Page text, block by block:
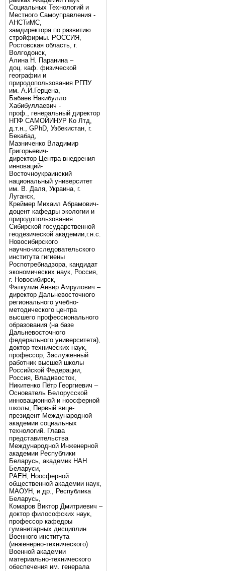
Социальных Технологий и
Местного Самоуправления -
АНСТиМС,
замдиректора по развитию
стройфирмы. РОССИЯ,
Ростовская область, г.
Волгодонск,
Алина Н. Паранина –
доц. каф. физической
географии и
природопользования РГПУ
им. А.И.Герцена,
Бабаев Накибулло
Хабибуллаевич -
проф., генеральный директор
НПФ САМОЙИНУР Ко Лтд,
д.т.н., GPhD, Узбекистан, г.
Бекабад,
Мазниченко Владимир
Григорьевич-
директор Центра внедрения
инноваций-
Восточноукраинский
национальный университет
им. В. Даля, Украина, г.
Луганск,
Креймер Михаил Абрамович-
доцент кафедры экологии и
природопользования
Сибирской государственной
геодезической академии,г.н.с.
Новосибирского
научно-исследовательского
института гигиены
Роспотребнадзора, кандидат
экономических наук, Россия,
г. Новосибирск,
Фаткулин Анвир Амрулович –
директор Дальневосточного
регионального учебно-
методического центра
высшего профессионального
образования (на базе
Дальневосточного
федерального университета),
доктор технических наук,
профессор, Заслуженный
работник высшей школы
Российской Федерации,
Россия, Владивосток,
Никитенко Пётр Георгиевич –
Основатель Белорусской
инновационной и ноосферной
школы, Первый вице-
президент Международной
академии социальных
технологий. Глава
представительства
Международной Инженерной
академии Республики
Беларусь, академик НАН
Беларуси,
РАЕН, Ноосферной
общественной академии наук,
МАОУН, и др., Республика
Беларусь,
Комаров Виктор Дмитриевич –
доктор философских наук,
профессор кафедры
гуманитарных дисциплин
Военного института
(инженерно-технического)
Военной академии
материально-технического
обеспечения им. генерала